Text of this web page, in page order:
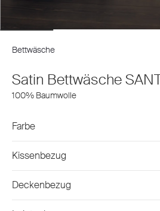
Bettwäsche
Satin Bettwäsche
100% Baumwolle
Farbe
Kissenbezug
Deckenbezug